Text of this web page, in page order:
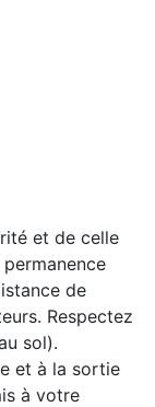
et de celle
de
Respectez
sol).
et à la sortie
à votre